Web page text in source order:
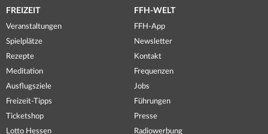
FREIZEIT
Veranstaltungen
Spielplätze
Rezepte
Meditation
Ausflugsziele
Freizeit-Tipps
Ticketshop
Lotto Hessen
FFH-WELT
FFH-App
Newsletter
Kontakt
Frequenzen
Jobs
Führungen
Presse
Radiowerbung